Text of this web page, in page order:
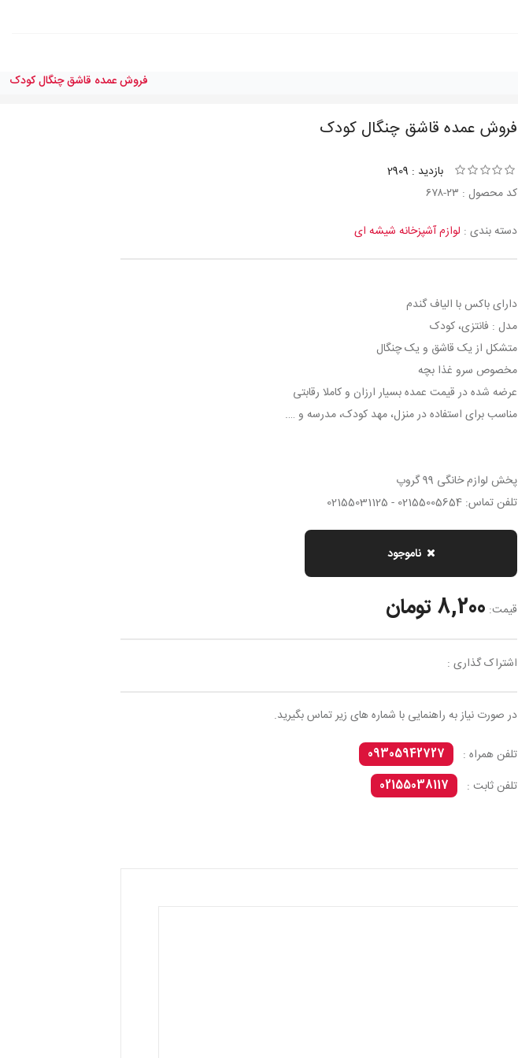
فروش عمده قاشق چنگال كودک
فروش عمده قاشق چنگال كودک
بازدید : 2909
کد محصول : ٢٣-٦٧٨
دسته بندی : لوازم آشپزخانه شیشه ای
دارای باکس با الیاف گندم
مدل : فانتزی، کودک
متشکل از یک قاشق و یک چنگال
مخصوص سرو غذا بچه
عرضه شده در قیمت عمده بسیار ارزان و کاملا رقابتی
مناسب برای استفاده در منزل، مهد کودک، مدرسه و ….
پخش لوازم خانگی 99 گروپ
تلفن تماس: 02155005654 - 02155031125
ناموجود
قیمت: 8,200 تومان
اشتراک گذاری :
در صورت نیاز به راهنمایی با شماره های زیر تماس بگیرید.
تلفن همراه :
09305942727
تلفن ثابت :
02155038117